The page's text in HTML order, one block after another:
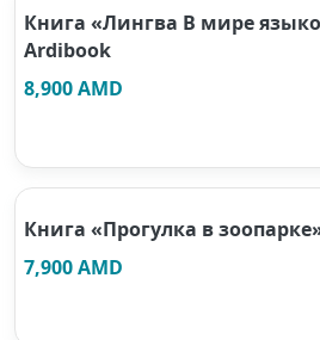
Книга «Лингва В мире
Ardibook
8,900 AMD
Книга «Прогулка в
7,900 AMD